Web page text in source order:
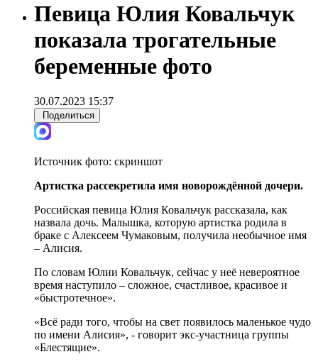
Певица Юлия Ковальчук
показала трогательные
беременные фото
30.07.2023 15:37
Поделиться
Источник фото: скриншот
Артистка рассекретила имя новорождённой дочери.
Российская певица Юлия Ковальчук рассказала, как
назвала дочь. Малышка, которую артистка родила в
браке с Алексеем Чумаковым, получила необычное имя
– Алисия.
По словам Юлии Ковальчук, сейчас у неё невероятное
время наступило – сложное, счастливое, красивое и
«быстротечное».
«Всё ради того, чтобы на свет появилось маленькое чудо
по имени Алисия», - говорит экс-участница группы
«Блестящие».